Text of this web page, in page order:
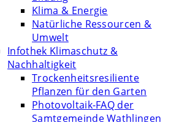
Klima & Energie
Natürliche Ressourcen &
Umwelt
Infothek Klimaschutz &
Nachhaltigkeit
Trockenheitsresiliente
Pflanzen für den Garten
Photovoltaik-FAQ der
Samtgemeinde Wathlingen